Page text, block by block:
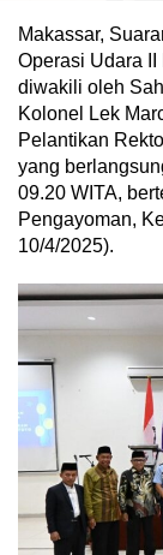
Makassar,
Operasi Udara
diwakili oleh
Kolonel Lek
Pelantikan
yang
09.20 WITA,
Pengayoman,
10/4/2025).